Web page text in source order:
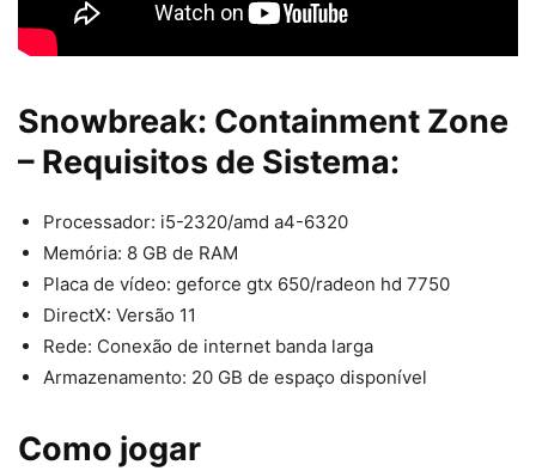
Snowbreak: Containment Zone
– Requisitos de Sistema:
Processador: i5-2320/amd a4-6320
Memória: 8 GB de RAM
Placa de vídeo: geforce gtx 650/radeon hd 7750
DirectX: Versão 11
Rede: Conexão de internet banda larga
Armazenamento: 20 GB de espaço disponível
Como jogar